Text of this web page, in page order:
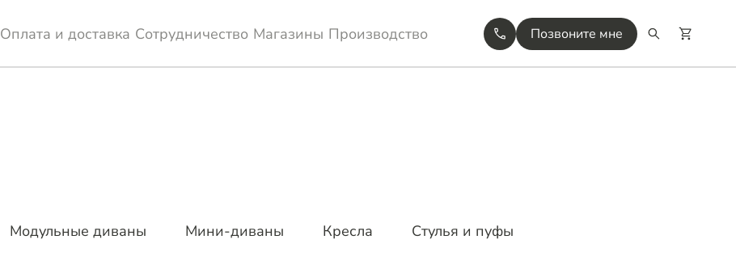
Оплата и доставка Сотрудничество Магазины Производство Позвоните мне
Модульные диваны Мини-диваны Кресла Стулья и пуфы